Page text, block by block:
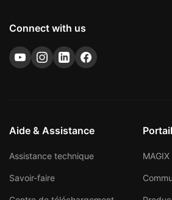
Connect with us
Aide & Assistance
Assistance technique
Savoir-faire